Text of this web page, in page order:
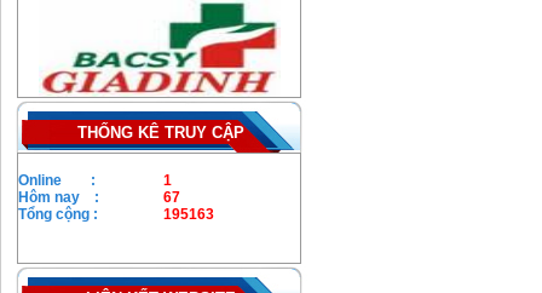
THỐNG KÊ TRUY CẬP
Online :
1
Hôm nay :
67
Tổng cộng :
195163